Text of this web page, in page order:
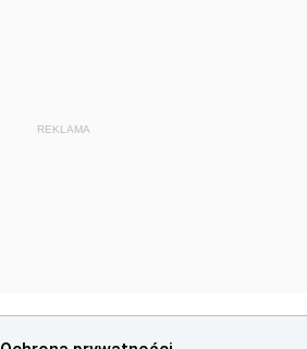
REKLAMA